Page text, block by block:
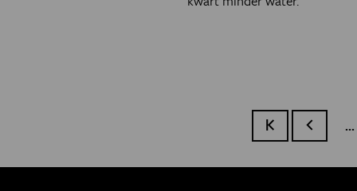
Eerste pagina
Vorige …